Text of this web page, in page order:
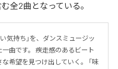
む全2曲となっている。
気持ち」を、ダンスミュージッ
曲です。 疾走感のあるビート
希望を見つけ出していく。 「味